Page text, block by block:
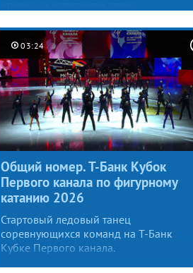
линии знаменитого романа Гастона
Леру.03:24
Общий номер. Т-Банк Кубок
Первого канала по фигурному
катанию 2026
Стартовый ледовый танец
соревнующихся команд на Т-Банк
Кубке Первого канала.